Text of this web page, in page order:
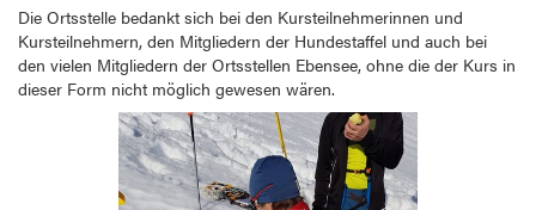
Die Ortsstelle bedankt sich bei den Kursteilnehmerinnen und
Kursteilnehmern, den Mitgliedern der Hundestaffel und auch bei
den vielen Mitgliedern der Ortsstellen Ebensee, ohne die der Kurs in
dieser Form nicht möglich gewesen wären.